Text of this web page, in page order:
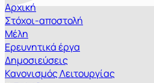
Αρχική
Στόχοι-αποστολή
Μέλη
Ερευνητικά έργα
Δημοσιεύσεις
Κανονισμός Λειτουργίας